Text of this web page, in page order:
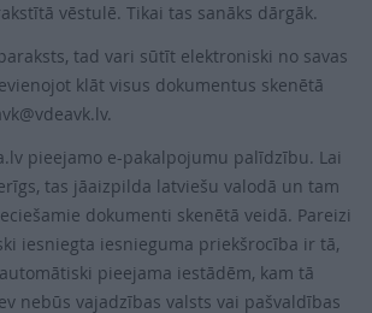
vēstulē. Tikai tas sanāks dārgāk.
tad vari sūtīt elektroniski no savas
klāt visus dokumentus skenētā
pieejamo e-pakalpojumu palīdzību. Lai
tas jāaizpilda latviešu valodā un tam
dokumenti skenētā veidā. Pareizi
iesniegta iesnieguma priekšrocība ir tā,
pieejama iestādēm, kam tā
nebūs vajadzības valsts vai pašvaldības